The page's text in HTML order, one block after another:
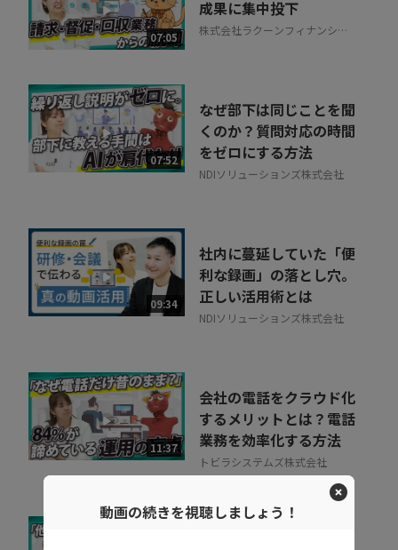
07:05
成果に集中投下
株式会社ラクーンフィナンシャ
07:52
なぜ部下は同じことを聞
くのか？質問対応の時間
をゼロにする方法
NDIソリューションズ株式会社
09:34
社内に蔓延していた「便
利な録画」の落とし穴。
正しい活用術とは
NDIソリューションズ株式会社
11:37
会社の電話をクラウド化
するメリットとは？電話
業務を効率化する方法
トビラシステムズ株式会社
動画の続きを視聴しましょう！